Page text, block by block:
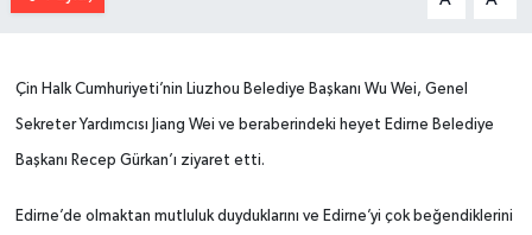
Çin Halk Cumhuriyeti’nin Liuzhou Belediye Başkanı Wu Wei, Genel
Sekreter Yardımcısı Jiang Wei ve beraberindeki heyet Edirne Belediye
Başkanı Recep Gürkan’ı ziyaret etti.
Edirne’de olmaktan mutluluk duyduklarını ve Edirne’yi çok beğendiklerini